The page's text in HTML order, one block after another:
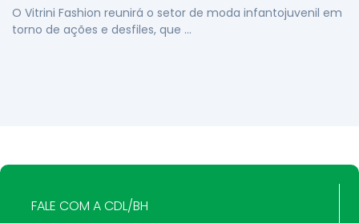
O Vitrini Fashion reunirá o setor de moda infantojuvenil em
torno de ações e desfiles, que …
FALE COM A CDL/BH